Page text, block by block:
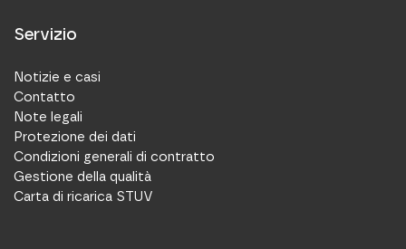
Servizio
Notizie e casi
Contatto
Note legali
Protezione dei dati
Condizioni generali di contratto
Gestione della qualità
Carta di ricarica STUV